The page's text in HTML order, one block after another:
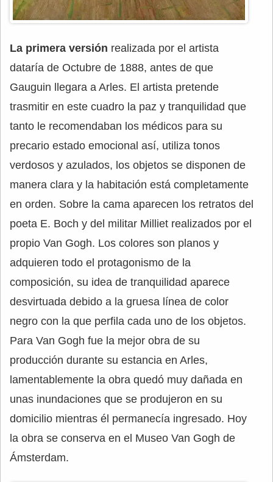
La primera versión realizada por el artista
dataría de Octubre de 1888, antes de que
Gauguin llegara a Arles. El artista pretende
trasmitir en este cuadro la paz y tranquilidad que
tanto le recomendaban los médicos para su
precario estado emocional así, utiliza tonos
verdosos y azulados, los objetos se disponen de
manera clara y la habitación está completamente
en orden. Sobre la cama aparecen los retratos del
poeta E. Boch y del militar Milliet realizados por el
propio Van Gogh. Los colores son planos y
adquieren todo el protagonismo de la
composición, su idea de tranquilidad aparece
desvirtuada debido a la gruesa línea de color
negro con la que perfila cada uno de los objetos.
Para Van Gogh fue la mejor obra de su
producción durante su estancia en Arles,
lamentablemente la obra quedó muy dañada en
unas inundaciones que se produjeron en su
domicilio mientras él permanecía ingresado. Hoy
la obra se conserva en el Museo Van Gogh de
Ámsterdam.